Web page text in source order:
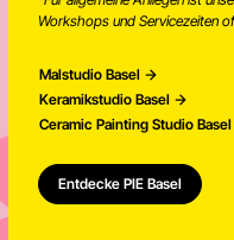
Workshops und Servicezeiten
Malstudio Basel
Keramikstudio Basel
Ceramic Painting Studio Basel
Entdecke PIE Basel